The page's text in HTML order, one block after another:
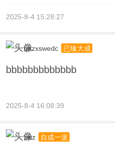
2025-8-4 15:28:27
qazxswedc 已臻大成
bbbbbbbbbbbbb
2025-8-4 16:08:39
zwz 自成一派